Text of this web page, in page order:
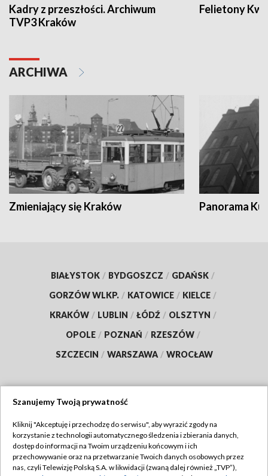
Kadry z przeszłości. Archiwum
TVP3 Kraków
Felietony
ARCHIWA
Zmieniający się Kraków Panorama
BIAŁYSTOK / BYDGOSZCZ / GDAŃSK /
GORZÓW WLKP. / KATOWICE / KIELCE /
KRAKÓW / LUBLIN / ŁÓDŹ / OLSZTYN /
OPOLE / POZNAŃ / RZESZÓW /
SZCZECIN / WARSZAWA / WROCŁAW
TVP
Abonament TVP
Regulamin TVP
Szanujemy Twoją prywatność
Kliknij "Akceptuję i przechodzę do serwisu", aby wyrazić zgody na
korzystanie z technologii automatycznego śledzenia i zbierania danych,
dostęp do informacji na Twoim urządzeniu końcowym i ich
przechowywanie oraz na przetwarzanie Twoich danych osobowych przez
nas, czyli Telewizję Polską S.A. w likwidacji (zwaną dalej również „TVP”),